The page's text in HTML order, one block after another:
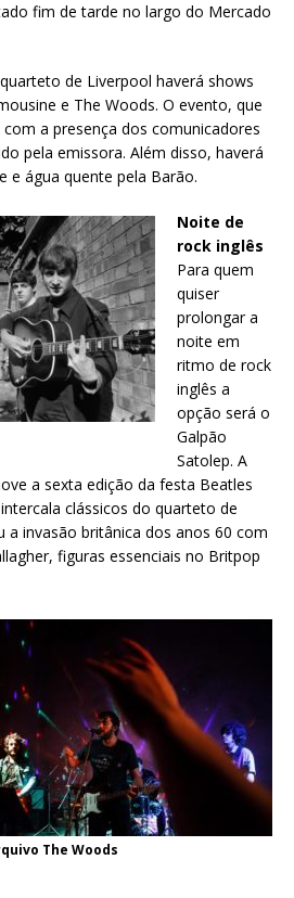
fim de tarde no largo do Mercado
de Liverpool haverá shows
e The Woods. O evento, que
a presença dos comunicadores
pela emissora. Além disso, haverá
e água quente pela Barão.
Noite de
rock inglês
Para quem
quiser
prolongar a
noite em
ritmo de rock
inglês a
opção será o
Galpão
Satolep. A
a sexta edição da festa Beatles
clássicos do quarteto de
a invasão britânica dos anos 60 com
figuras essenciais no Britpop
The Woods